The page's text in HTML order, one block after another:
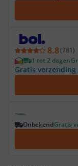
8.8(781 )
1 tot 2 dagen
Gratis
Bekijk product
OnbekendGratis